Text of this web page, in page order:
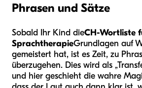
Phrasen und Sätze
Sobald Ihr Kind dieCH-Wortliste
SprachtherapieGrundlagen auf
gemeistert hat, ist es Zeit, zu
überzugehen. Dies wird als
und hier geschieht die wahre